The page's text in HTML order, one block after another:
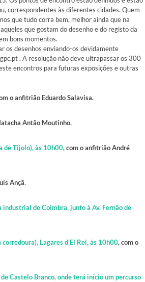
correspondentes às diferentes cidades. Quem
que tudo corra bem, melhor ainda que na
que gostam do desenho e do registo da
bons momentos.
os desenhos enviando-os devidamente
. A resolução não deve ultrapassar os 300
encontros para futuras exposições e outras
o anfitrião Eduardo Salavisa.
Antão Moutinho.
de Tijolo), às 10h00, com o anfitrião André
Ançã.
industrial de Coimbra, junto à Av. Fernão de
Lagares d’El Rei, às 10h00, com o
Castelo Branco, onde terá início um percurso